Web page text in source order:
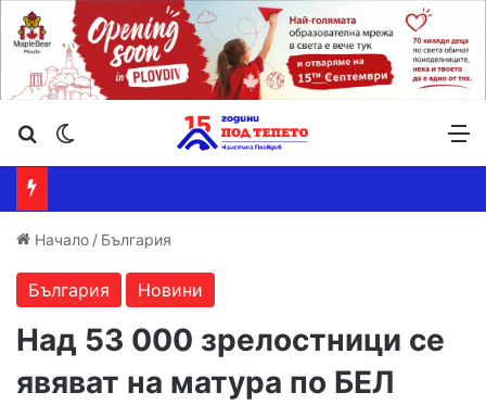
Търсене ...
Начало / България
България Новини
Над 53 000 зрелостници се
явяват на матура по БЕЛ